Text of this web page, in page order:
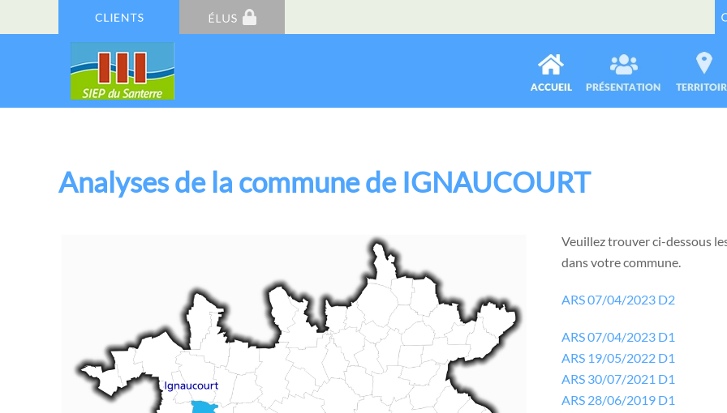
Analyses de la commune de IGNAUCOURT
Veuillez trouver ci-dessous
dans votre commune.
ARS 07/04/2023 D2
ARS 07/04/2023 D1
ARS 19/05/2022 D1
ARS 30/07/2021 D1
ARS 28/06/2019 D1